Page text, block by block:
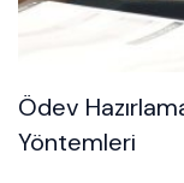
Ödev
Yöntemleri